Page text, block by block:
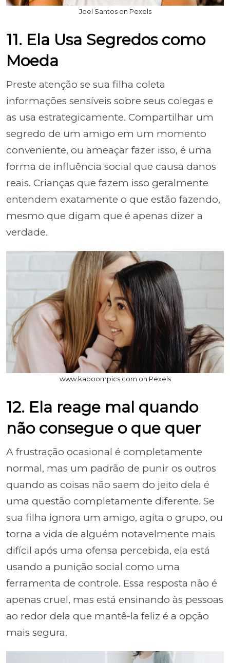
Joel Santos on Pexels
11. Ela Usa Segredos como
Moeda
Preste atenção se sua filha coleta
informações sensíveis sobre seus colegas e
as usa estrategicamente. Compartilhar um
segredo de um amigo em um momento
conveniente, ou ameaçar fazer isso, é uma
forma de influência social que causa danos
reais. Crianças que fazem isso geralmente
entendem exatamente o que estão fazendo,
mesmo que digam que é apenas dizer a
verdade.
www.kaboompics.com on Pexels
12. Ela reage mal quando
não consegue o que quer
A frustração ocasional é completamente
normal, mas um padrão de punir os outros
quando as coisas não saem do jeito dela é
uma questão completamente diferente. Se
sua filha ignora um amigo, agita o grupo, ou
torna a vida de alguém notavelmente mais
difícil após uma ofensa percebida, ela está
usando a punição social como uma
ferramenta de controle. Essa resposta não é
apenas cruel, mas está ensinando às pessoas
ao redor dela que mantê-la feliz é a opção
mais segura.